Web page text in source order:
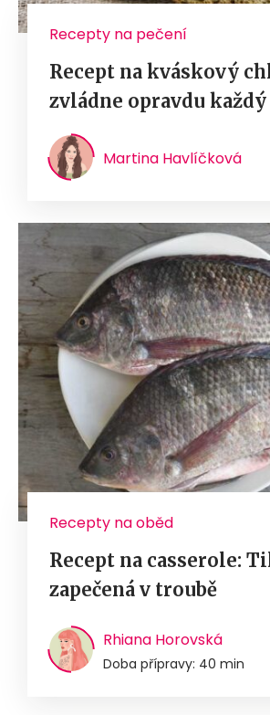
Recepty na pečení
Recept na kváskový
zvládne opravdu každý
Martina Havlíčková
Recepty na oběd
Recept na casserole:
zapečená v troubě
Rhiana Horovská
Doba přípravy: 40 min